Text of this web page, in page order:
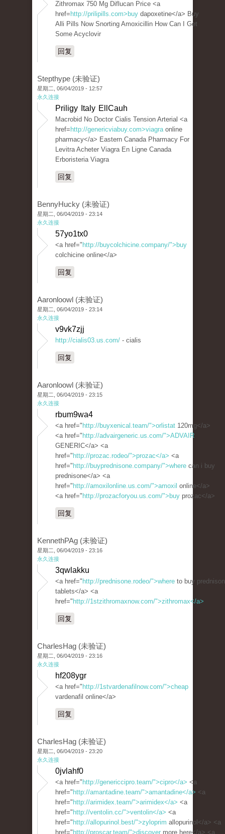
Zithromax 750 Mg Diflucan Price <a
href= http://prilipills.com>buy dapoxetine</a> Buy
Alli Pills Now Snorting Amoxicillin How Can I Get
Some Acyclovir
回复
Stepthype (未验证)
星期二, 06/04/2019 - 12:57
永久连接
Priligy Italy EllCauh
Macrobid No Doctor Cialis Tension Arterial <a
href= http://genericviabuy.com>viagraonline
pharmacy</a> Eastern Canada Pharmacy For
Levitra Acheter Viagra En Ligne Canada
Erboristeria Viagra
回复
BennyHucky (未验证)
星期二, 06/04/2019 - 23:14
永久连接
57yo1tx0
<a href=" http://buycolchicine.company/">buy
colchicine online</a>
回复
Aaronloowl (未验证)
星期二, 06/04/2019 - 23:14
永久连接
v9vk7zjj
http://cialis03.us.com/ - cialis
回复
Aaronloowl (未验证)
星期二, 06/04/2019 - 23:15
永久连接
rbum9wa4
<a href=" http://buyxenical.team/">orlistat 120mg</a>
<a href=" http://advairgeneric.us.com/">ADVAIR
GENERIC</a> <a
href=" http://prozac.rodeo/">prozac</a> <a
href=" http://buyprednisone.company/">where can i buy
prednisone</a> <a
href=" http://amoxilonline.us.com/">amoxil online</a>
<a href=" http://prozacforyou.us.com/">buy prozac</a>
回复
KennethPAg (未验证)
星期二, 06/04/2019 - 23:16
永久连接
3qwlakku
<a href=" http://prednisone.rodeo/">where to buy
tablets</a> <a
href=" http://1stzithromaxnow.com/">zithromax</a>
回复
CharlesHag (未验证)
星期二, 06/04/2019 - 23:16
永久连接
hf208ygr
<a href=" http://1stvardenafilnow.com/">cheap
vardenafil online</a>
回复
CharlesHag (未验证)
星期二, 06/04/2019 - 23:20
永久连接
0jvlahf0
<a href=" http://genericcipro.team/">cipro</a> <a
href=" http://amantadine.team/">amantadine</a> <a
href=" http://arimidex.team/">arimidex</a> <a
href=" http://ventolin.cc/">ventolin</a> <a
href=" http://allopurinol.best/">zyloprim allopurinol</a> <a
href=" http://proscar.team/">discover more here</a> <a